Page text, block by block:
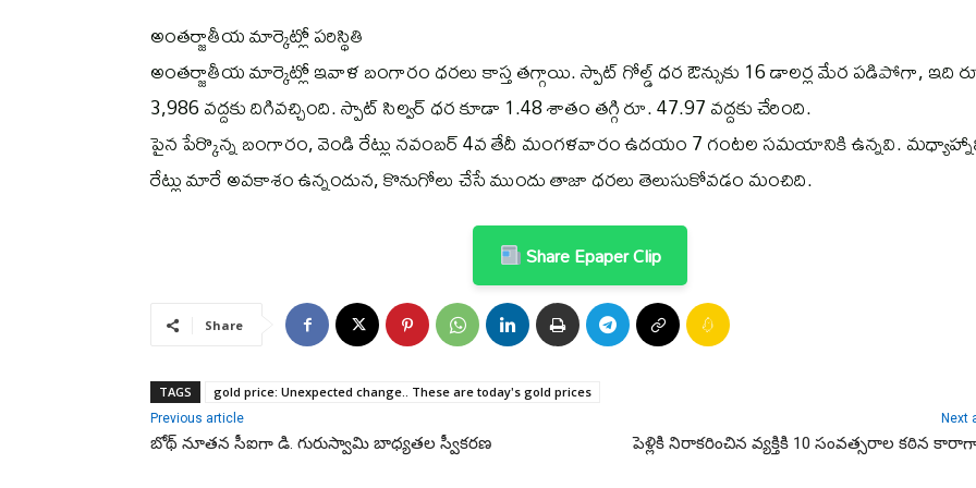
అంతర్జాతీయ మార్కెట్లో పరిస్థితి
అంతర్జాతీయ మార్కెట్లో ఇవాళ బంగారం ధరలు కాస్త తగ్గాయి. స్పాట్‌ గోల్డ్‌ ధర ఔన్సుకు 16 డాలర్ల మేర పడిపోగా, ఇది
3,986 వద్దకు దిగివచ్చింది. స్పాట్‌ సిల్వర్‌ ధర కూడా 1.48 శాతం తగ్గి రూ. 47.97 వద్దకు చేరింది.
పైన పేర్కొన్న బంగారం, వెండి రేట్లు నవంబర్‌ 4వ తేదీ మంగళవారం ఉదయం 7 గంటల సమయానికి ఉన్నవి.
రేట్లు మారే అవకాశం ఉన్నందున, కొనుగోలు చేసే ముందు తాజా ధరలు తెలుసుకోవడం మంచిది.
Share Epaper Clip
Share
TAGS gold price: Unexpected change.. These are today's gold prices
Previous article
బోథ్ నూతన సీఐగా డి. గురుస్వామి బాధ్యతల స్వీకరణ
Next
పెళ్లికి నిరాకరించిన వ్యక్తికి 10 సంవత్సరాల కఠిన